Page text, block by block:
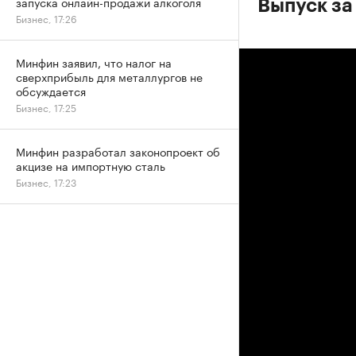
Выпуск
Бизнес, 17:26
Минфин заявил, что налог на
сверхприбыль для металлургов не
обсуждается
Бизнес, 17:25
Минфин разработал законопроект об
акцизе на импортную сталь
Бизнес, 17:23